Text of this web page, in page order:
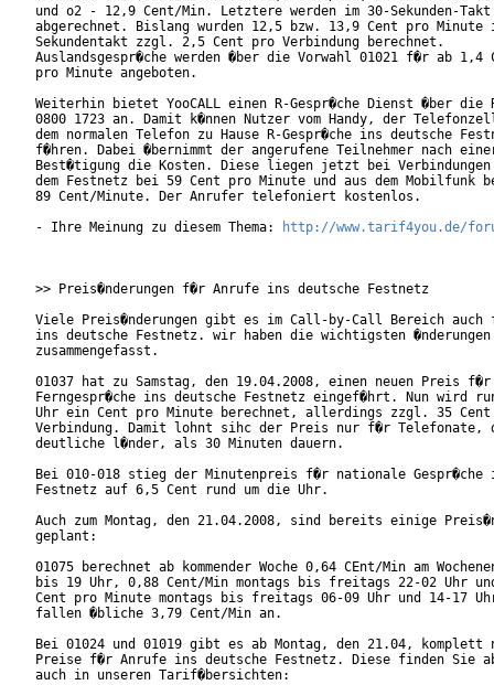
und o2 - 12,9 Cent/Min. Letztere werden im 30-Sekunden-Takt
abgerechnet. Bislang wurden 12,5 bzw. 13,9 Cent pro Minute
Sekundentakt zzgl. 2,5 Cent pro Verbindung berechnet.
Auslandsgespr�che werden �ber die Vorwahl 01021 f�r ab 1,4
pro Minute angeboten.
Weiterhin bietet YooCALL einen R-Gespr�che Dienst �ber die
0800 1723 an. Damit k�nnen Nutzer vom Handy, der
dem normalen Telefon zu Hause R-Gespr�che ins deutsche
f�hren. Dabei �bernimmt der angerufene Teilnehmer nach
Best�tigung die Kosten. Diese liegen jetzt bei Verbindungen
dem Festnetz bei 59 Cent pro Minute und aus dem Mobilfunk
89 Cent/Minute. Der Anrufer telefoniert kostenlos.
- Ihre Meinung zu diesem Thema:
http://www.tarif4you.de/
>> Preis�nderungen f�r Anrufe ins deutsche Festnetz
Viele Preis�nderungen gibt es im Call-by-Call Bereich auch
ins deutsche Festnetz. wir haben die wichtigsten
zusammengefasst.
01037 hat zu Samstag, den 19.04.2008, einen neuen Preis f�r
Ferngespr�che ins deutsche Festnetz eingef�hrt. Nun wird
Uhr ein Cent pro Minute berechnet, allerdings zzgl. 35
Verbindung. Damit lohnt sihc der Preis nur f�r Telefonate,
deutliche l�nder, als 30 Minuten dauern.
Bei 010-018 stieg der Minutenpreis f�r nationale Gespr�che
Festnetz auf 6,5 Cent rund um die Uhr.
Auch zum Montag, den 21.04.2008, sind bereits einige
geplant:
01075 berechnet ab kommender Woche 0,64 CEnt/Min am
bis 19 Uhr, 0,88 Cent/Min montags bis freitags 22-02 Uhr
Cent pro Minute montags bis freitags 06-09 Uhr und 14-17
fallen �bliche 3,79 Cent/Min an.
Bei 01024 und 01019 gibt es ab Montag, den 21.04, komplett
Preise f�r Anrufe ins deutsche Festnetz. Diese finden Sie
auch in unseren Tarif�bersichten: